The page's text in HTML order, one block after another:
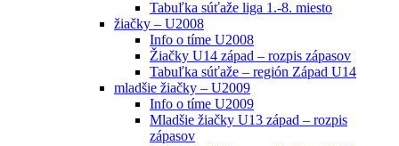
Tabuľka súťaže liga 1.-8. miesto
žiačky – U2008
Info o tíme U2008
Žiačky U14 západ – rozpis zápasov
Tabuľka súťaže – región Západ U14
mladšie žiačky – U2009
Info o tíme U2009
Mladšie žiačky U13 západ – rozpis
zápasov